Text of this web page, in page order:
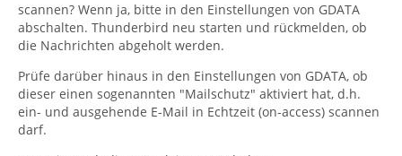
scannen? Wenn ja, bitte in den Einstellungen von GDATA
abschalten. Thunderbird neu starten und rückmelden, ob
die Nachrichten abgeholt werden.
Prüfe darüber hinaus in den Einstellungen von GDATA, ob
dieser einen sogenannten "Mailschutz" aktiviert hat, d.h.
ein- und ausgehende E-Mail in Echtzeit (on-access) scannen
darf.